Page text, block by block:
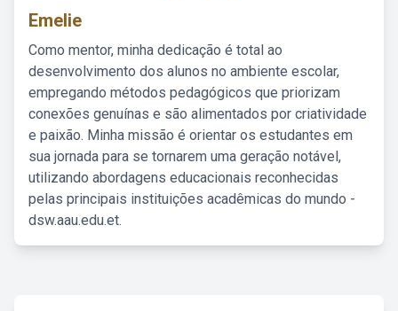
Emelie
Como mentor, minha dedicação é total ao
desenvolvimento dos alunos no ambiente escolar,
empregando métodos pedagógicos que priorizam
conexões genuínas e são alimentados por criatividade
e paixão. Minha missão é orientar os estudantes em
sua jornada para se tornarem uma geração notável,
utilizando abordagens educacionais reconhecidas
pelas principais instituições acadêmicas do mundo -
dsw.aau.edu.et.